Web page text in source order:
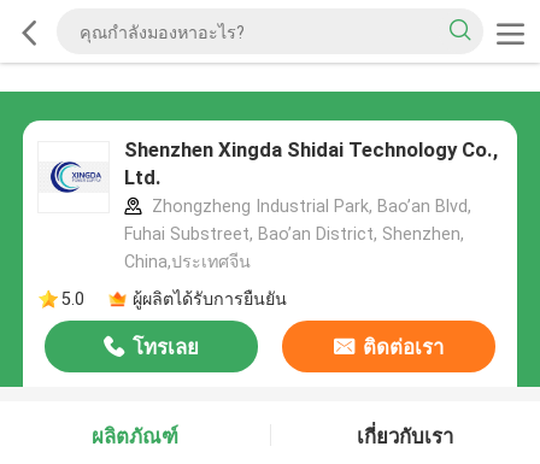
Shenzhen Xingda Shidai Technology Co.,
Ltd.
Zhongzheng Industrial Park, Bao’an Blvd,
Fuhai Substreet, Bao’an District, Shenzhen,
China,ประเทศจีน
5.0
ผู้ผลิตได้รับการยืนยัน
โทรเลย ติดต่อเรา
ผลิตภัณฑ์ เกี่ยวกับเรา